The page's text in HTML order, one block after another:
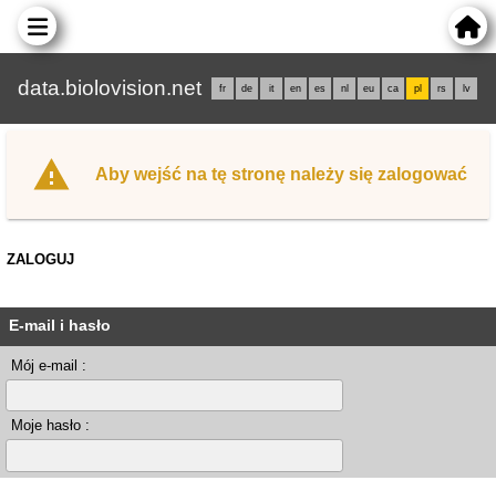
data.biolovision.net fr de it en es nl eu ca pl rs lv
Aby wejść na tę stronę należy się zalogować
ZALOGUJ
E-mail i hasło
Mój e-mail :
Moje hasło :